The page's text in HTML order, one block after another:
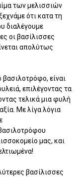
των μελισσιών
ότι κατα τη
διαλέγουμε
οι βασίλισσες
απολύτως
είναι
επιλέγοντας τα
τελικά μια φυλή
Με λίγα λόγια
μας, και
βασίλισσες